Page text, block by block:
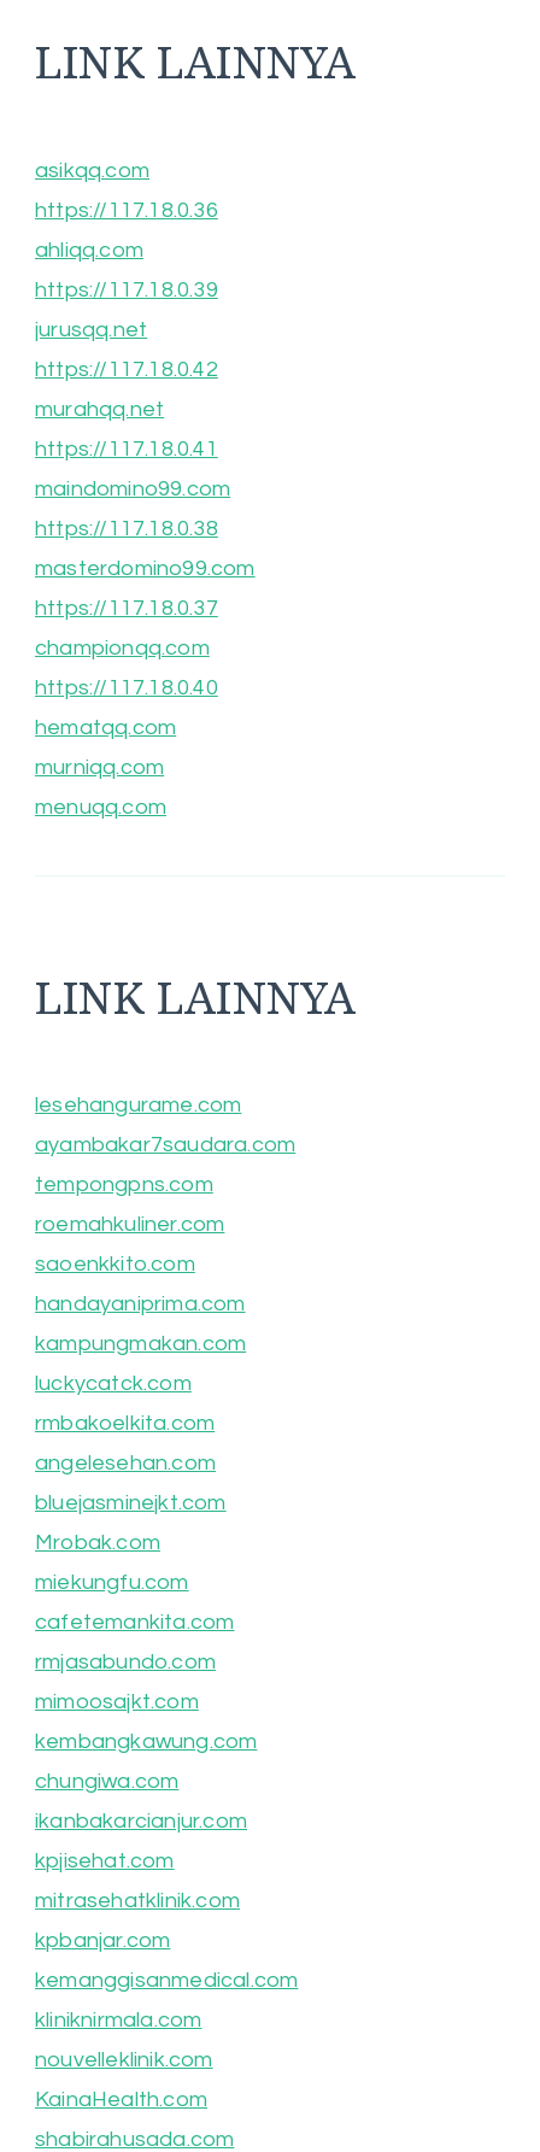
LINK LAINNYA
asikqq.com
https://117.18.0.36
ahliqq.com
https://117.18.0.39
jurusqq.net
https://117.18.0.42
murahqq.net
https://117.18.0.41
maindomino99.com
https://117.18.0.38
masterdomino99.com
https://117.18.0.37
championqq.com
https://117.18.0.40
hematqq.com
murniqq.com
menuqq.com
LINK LAINNYA
lesehangurame.com
ayambakar7saudara.com
tempongpns.com
roemahkuliner.com
saoenkkito.com
handayaniprima.com
kampungmakan.com
luckycatck.com
rmbakoelkita.com
angelesehan.com
bluejasminejkt.com
Mrobak.com
miekungfu.com
cafetemankita.com
rmjasabundo.com
mimoosajkt.com
kembangkawung.com
chungiwa.com
ikanbakarcianjur.com
kpjisehat.com
mitrasehatklinik.com
kpbanjar.com
kemanggisanmedical.com
kliniknirmala.com
nouvelleklinik.com
KainaHealth.com
shabirahusada.com